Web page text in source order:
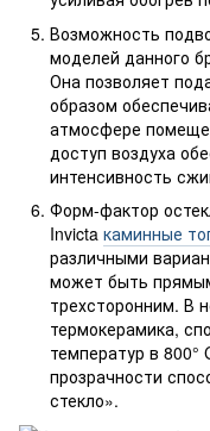
Возможность
моделей данного
Она позволяет
образом
атмосфере
доступ воздуха
интенсивность
Форм-фактор
Invicta каминные
различными
может быть
трехсторонним. В
термокерамика,
температур в 800°
прозрачности
стекло».